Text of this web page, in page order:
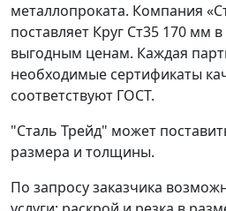
металлопроката. Компания
поставляет Круг Ст35 170 мм
выгодным ценам. Каждая
необходимые сертификаты
соответствуют ГОСТ.
"Сталь Трейд" может
размера и толщины.
По запросу заказчика